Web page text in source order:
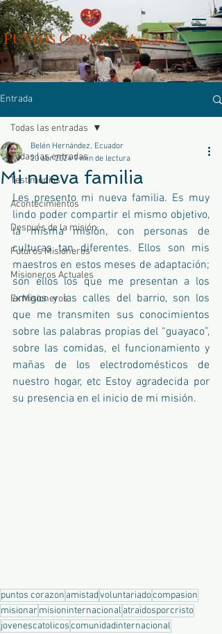
PUNTOSCORAZÓNArgentina
Entrada
Todas las entradas
Testimonios
Acontecimientos
Después de la misión
Futuros Misioneros
Misioneros Actuales
Ex Misioneros
Todas las entradas
Mi nueva familia
Belén Hernández, Ecuador
20 abr 2024 1 min de lectura
Les presento mi nueva familia. Es muy
lindo poder compartir el mismo objetivo,
la misma misión, con personas de
culturas tan diferentes. Ellos son mis
maestros en estos meses de adaptación;
son ellos los que me presentan a los
amigos y las calles del barrio, son los
que me transmiten sus conocimientos
sobre las palabras propias del “guayaco”,
sobre las comidas, el funcionamiento y
mañas de los electrodomésticos de
nuestro hogar, etc Estoy agradecida por
su presencia en el inicio de mi misión.
puntos corazon amistadvoluntariadocompasion
misionar misioninternacional atraidosporcristo
jovenescatolicoscomunidadinternacional